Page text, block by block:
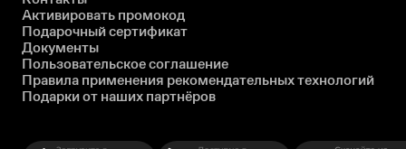
Активировать промокод
Подарочный сертификат
Документы
Пользовательское соглашение
Правила применения рекомендательных технологий
Подарки от наших партнёров